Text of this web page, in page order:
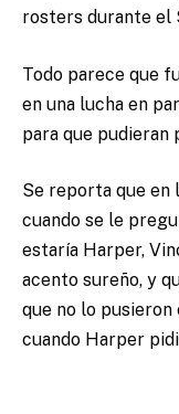
rosters durante el
Todo parece que
en una lucha en
para que pudieran
Se reporta que en
cuando se le
estaría Harper,
acento sureño, y
que no lo pusieron
cuando Harper